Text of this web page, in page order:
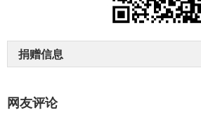
捐赠信息
网友评论